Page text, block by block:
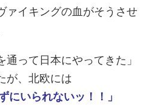
ァイキングの血がそうさせ
って日本にやってきた」
が、北欧には
にいられないッ！！」